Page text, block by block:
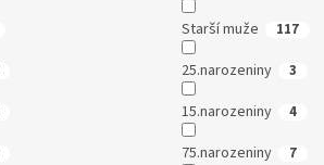
Starší muže 117
25.narozeniny 3
15.narozeniny 4
75.narozeniny 7